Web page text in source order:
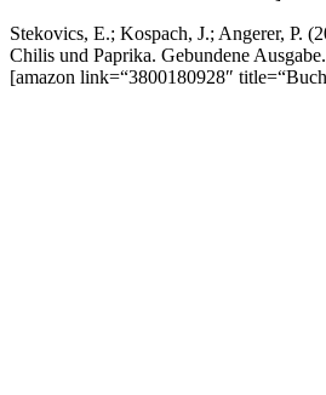
Stekovics, E.; Kospach, J.; Angerer, P.
Chilis und Paprika. Gebundene
[amazon link=“3800180928″